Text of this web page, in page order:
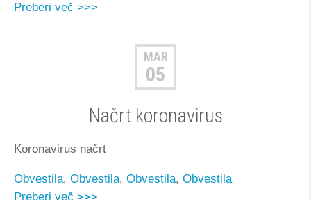
Preberi več >>>
MAR
05
Načrt koronavirus
Koronavirus načrt
Obvestila, Obvestila, Obvestila, Obvestila
Preberi več >>>